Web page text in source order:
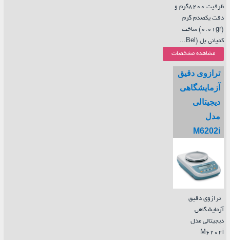
ظرفیت 8200گرم و
دقت یکصدم گرم
(0.01gr) ساخت
کمپانی بل (Bel...
مشاهده مشخصات
ترازوی دقیق
آزمایشگاهی
دیجیتالی
مدل
M6202i
ترازوی دقیق
آزمایشگاهی
دیجیتالی مدل